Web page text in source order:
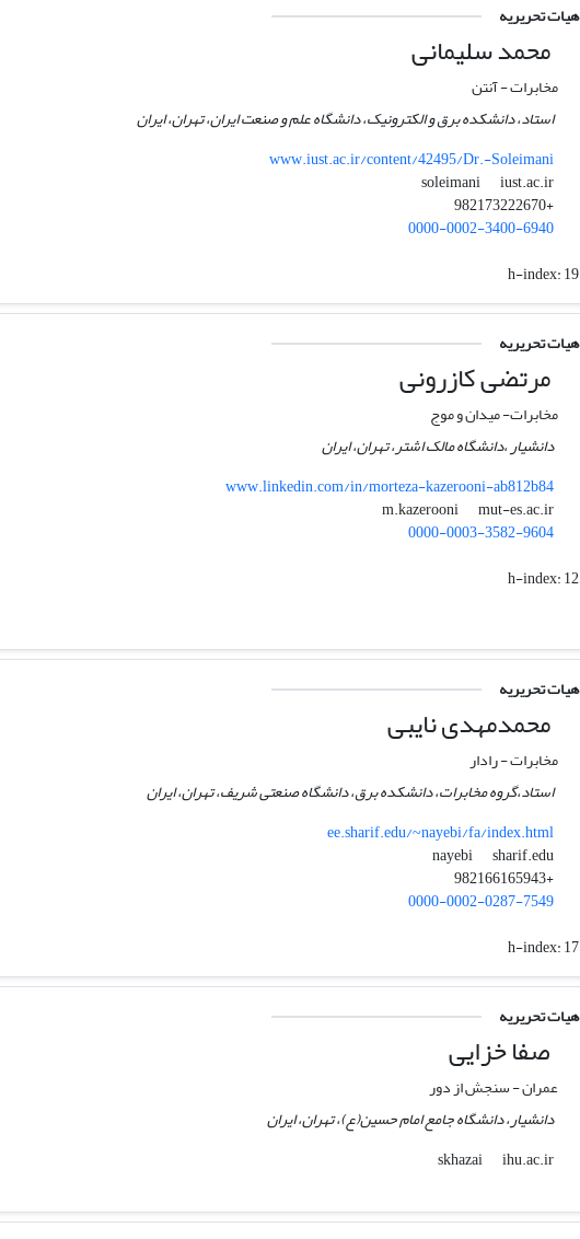
هیات تحریریه
محمد سلیمانی
مخابرات - آنتن
استاد، دانشکده برق و الکترونیک، دانشگاه علم و صنعت ایران، تهران، ایران
www.iust.ac.ir/content/42495/Dr.-Soleimani
soleimani
iust.ac.ir
+982173222670
0000-0002-3400-6940
h-index:19
هیات تحریریه
مرتضی کازرونی
مخابرات- میدان و موج
دانشیار ،دانشگاه مالک اشتر، تهران، ایران
www.linkedin.com/in/morteza-kazerooni-ab812b84
m.kazerooni
mut-es.ac.ir
0000-0003-3582-9604
h-index:12
هیات تحریریه
محمدمهدی نایبی
مخابرات - رادار
استاد،گروه مخابرات، دانشکده برق، دانشگاه صنعتی شریف، تهران، ایران
ee.sharif.edu/~nayebi/fa/index.html
nayebi
sharif.edu
+982166165943
0000-0002-0287-7549
h-index:17
هیات تحریریه
صفا خزایی
عمران - سنجش از دور
دانشیار، دانشگاه جامع امام حسین(ع)، تهران، ایران
skhazai
ihu.ac.ir